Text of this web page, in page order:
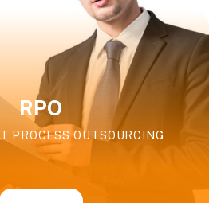
RPO
PROCESS OUTSOURCING